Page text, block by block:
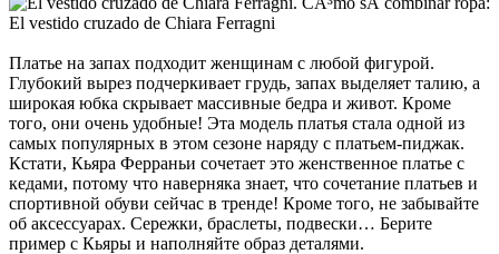
Платье на запах подходит женщинам с любой фигурой.
Глубокий вырез подчеркивает грудь, запах выделяет талию, а
широкая юбка скрывает массивные бедра и живот. Кроме
того, они очень удобные! Эта модель платья стала одной из
самых популярных в этом сезоне наряду с платьем-пиджак.
Кстати, Кьяра Ферраньи сочетает это женственное платье с
кедами, потому что наверняка знает, что сочетание платьев и
спортивной обуви сейчас в тренде! Кроме того, не забывайте
об аксессуарах. Сережки, браслеты, подвески… Берите
пример с Кьяры и наполняйте образ деталями.